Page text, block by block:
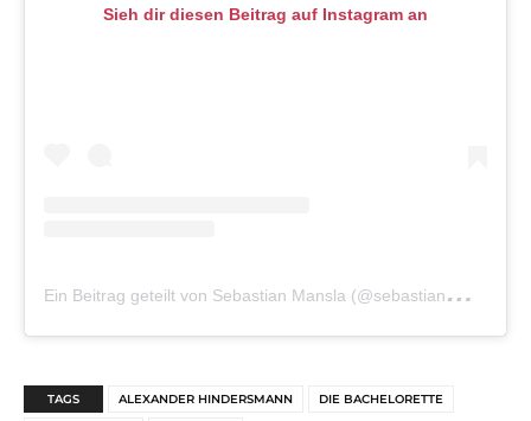
Sieh dir diesen Beitrag auf Instagram an
E
in Beitrag geteilt von Sebastian Mansla (@sebastianmansla)
TAGS ALEXANDER HINDERSMANN DIE BACHELORETTE